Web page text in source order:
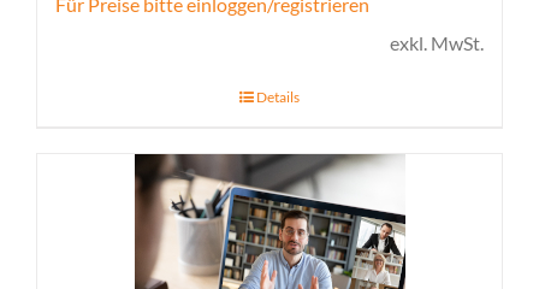
exkl. MwSt.
Details